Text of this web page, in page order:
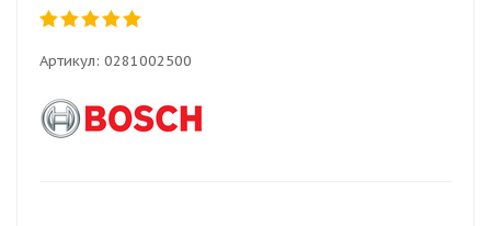
Артикул: 0281002500